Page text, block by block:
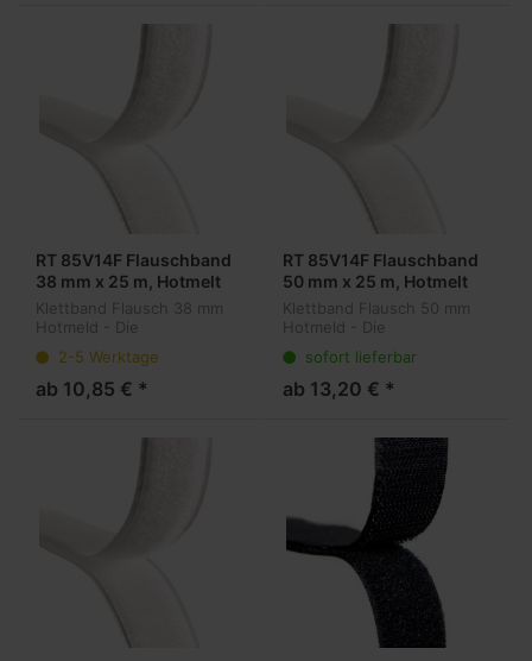
RT 85V14F Flauschband
38 mm x 25 m, Hotmelt
Klettband Flausch 38 mm
Hotmeld - Die
zu permanenten
Befestigungsmethoden.
Winzige Haken auf der
2-5 Werktage
ab 10,85 € *
RT 85V14F Flauschband
50 mm x 25 m, Hotmelt
Klettband Flausch 50 mm
Hotmeld - Die
zu permanenten
Befestigungsmethoden.
Winzige Haken auf der
sofort lieferbar
ab 13,20 € *